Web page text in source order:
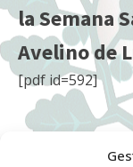
la Semana
Avelino de
[pdf id=592]